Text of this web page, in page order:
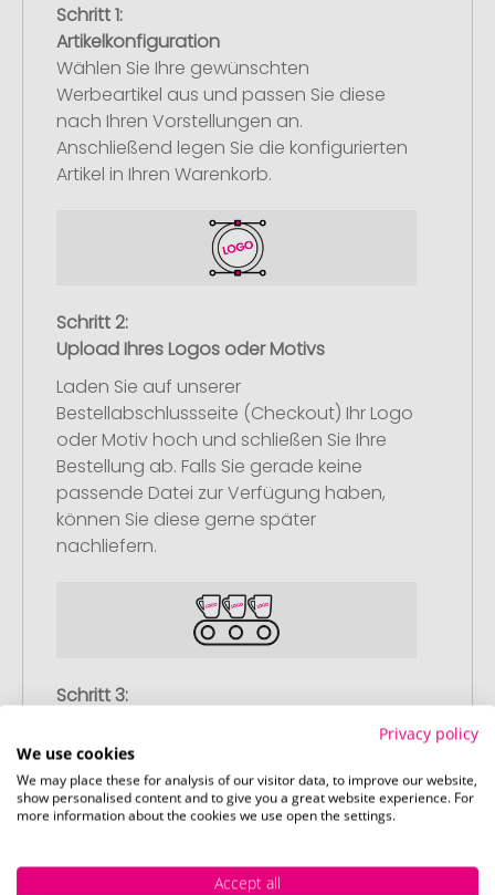
Schritt 1:
Artikelkonfiguration
Wählen Sie Ihre gewünschten
Werbeartikel aus und passen Sie diese
nach Ihren Vorstellungen an.
Anschließend legen Sie die konfigurierten
Artikel in Ihren Warenkorb.
Schritt 2:
Upload Ihres Logos oder Motivs
Laden Sie auf unserer
Bestellabschlussseite (Checkout) Ihr Logo
oder Motiv hoch und schließen Sie Ihre
Bestellung ab. Falls Sie gerade keine
passende Datei zur Verfügung haben,
können Sie diese gerne später
nachliefern.
Schritt 3:
Sie erhalten von uns eine kostenlose
Druckvorschau mit Ihrem Design. Sobald
Sie diese freigeben, starten wir
Privacy policy
We use cookies
We may place these for analysis of our visitor data, to improve our website,
show personalised content and to give you a great website experience. For
more information about the cookies we use open the settings.
Accept all